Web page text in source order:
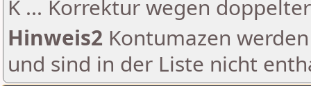
K ... Korrektur wegen
Hinweis2 Kontumazen
und sind in der Liste nicht